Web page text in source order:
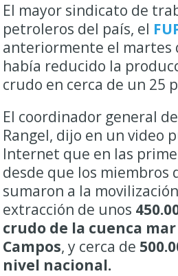
El mayor sindicato de
petroleros del país, el
anteriormente el martes
había reducido la
crudo en cerca de un 25
El coordinador general de
Rangel, dijo en un video
Internet que en las
desde que los miembros
sumaron a la
extracción de unos
crudo de la cuenca
Campos, y cerca de
nivel nacional.